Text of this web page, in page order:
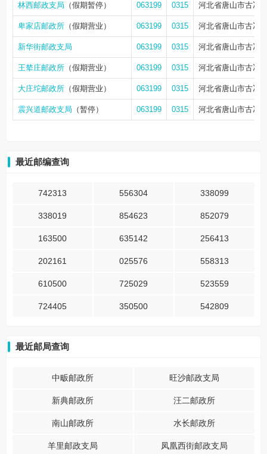
林西邮政支局 （假期暂停） 063199 0315 河北省唐山市古冶
卑家店邮政所 （假期营业） 063199 0315 河北省唐山市古冶
新华街邮政支局 063199 0315 河北省唐山市古冶
王辇庄邮政所 （假期营业） 063199 0315 河北省唐山市古冶
大庄坨邮政所 （假期营业） 063199 0315 河北省唐山市古冶
震兴道邮政支局 （暂停） 063199 0315 河北省唐山市古冶
最近邮编查询
742313 556304 338099
338019 854623 852079
163500 635142 256413
202161 025576 558313
610500 725029 523559
724405 350500 542809
最近邮局查询
中畈邮政所 旺沙邮政支局
新典邮政所 汪二邮政所
南山邮政所 水长邮政所
羊里邮政支局 凤凰西街邮政支局